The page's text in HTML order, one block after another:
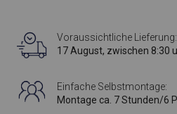
Voraussichtliche Lieferung:
17 August, zwischen 8:30
Einfache Selbstmontage:
Montage ca. 7 Stunden/6